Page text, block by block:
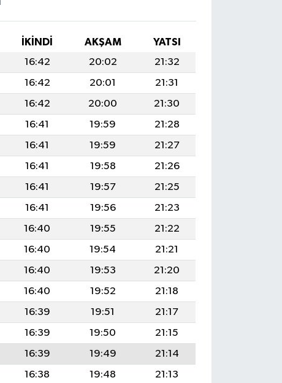
İKINDI AKŞAM
YATSI
16:42 20:02
21:32
16:42 20:01
21:31
16:42 20:00
21:30
16:41 19:59
21:28
16:41 19:59
21:27
16:41 19:58
21:26
16:41 19:57
21:25
16:41 19:56
21:23
16:40 19:55
21:22
16:40 19:54
21:21
16:40 19:53
21:20
16:40 19:52
21:18
16:39 19:51
21:17
16:39 19:50
21:15
16:39 19:49
21:14
16:38 19:48
21:13